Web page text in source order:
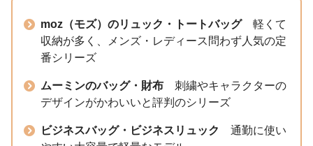
moz（モズ）のリュック・トートバッグ軽くて
収納が多く、メンズ・レディース問わず人気の定
番シリーズ
ムーミンのバッグ・財布 刺繍やキャラクターの
デザインがかわいいと評判のシリーズ
ビジネスバッグ・ビジネスリュック
通勤に使い